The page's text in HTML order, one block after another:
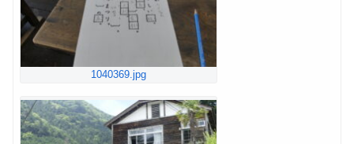
1040369.jpg